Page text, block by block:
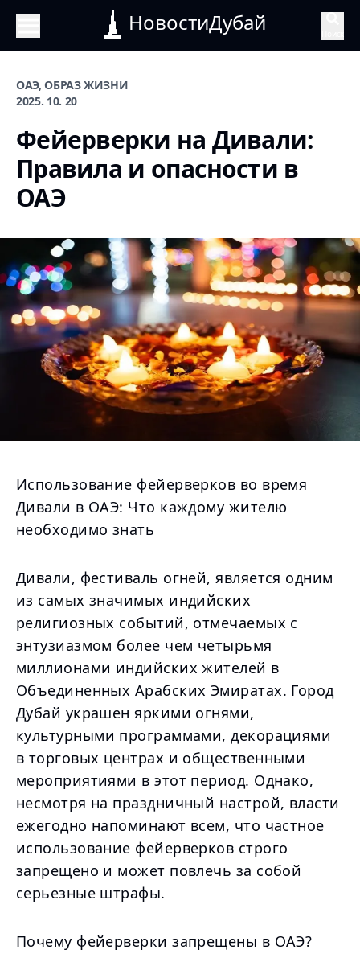
НовостиДубай
ОАЭ, ОБРАЗ ЖИЗНИ
2025. 10. 20
Фейерверки на Дивали:
Правила и опасности в
ОАЭ
Использование фейерверков во время
Дивали в ОАЭ: Что каждому жителю
необходимо знать
Дивали, фестиваль огней, является одним
из самых значимых индийских
религиозных событий, отмечаемых с
энтузиазмом более чем четырьмя
миллионами индийских жителей в
Объединенных Арабских Эмиратах. Город
Дубай украшен яркими огнями,
культурными программами, декорациями
в торговых центрах и общественными
мероприятиями в этот период. Однако,
несмотря на праздничный настрой, власти
ежегодно напоминают всем, что частное
использование фейерверков строго
запрещено и может повлечь за собой
серьезные штрафы.
Почему фейерверки запрещены в ОАЭ?